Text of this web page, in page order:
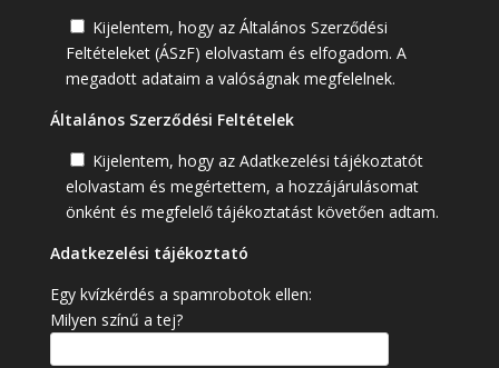
Kijelentem, hogy az Általános Szerződési
Feltételeket (ÁSzF) elolvastam és elfogadom. A
megadott adataim a valóságnak megfelelnek.
Általános Szerződési Feltételek
Kijelentem, hogy az Adatkezelési tájékoztatót
elolvastam és megértettem, a hozzájárulásomat
önként és megfelelő tájékoztatást követően adtam.
Adatkezelési tájékoztató
Egy kvízkérdés a spamrobotok ellen:
Milyen színű a tej?